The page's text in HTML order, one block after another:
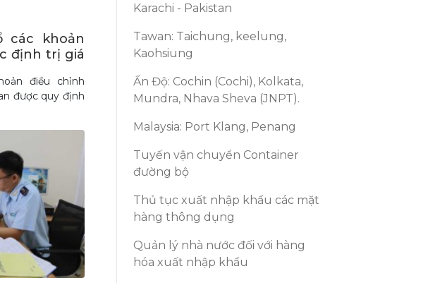
các khoản
định trị giá
điều chỉnh
được quy định
Karachi - Pakistan
Tawan: Taichung, keelung,
Kaohsiung
Ấn Độ: Cochin (Cochi), Kolkata,
Mundra, Nhava Sheva (JNPT).
Malaysia: Port Klang, Penang
Tuyến vận chuyển Container
đường bộ
Thủ tục xuất nhập khẩu các mặt
hàng thông dụng
Quản lý nhà nước đối với hàng
hóa xuất nhập khẩu